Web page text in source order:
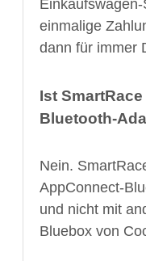
einmalige
dann für immer
Ist
Bluetooth-
Nein.
AppConnect-
und nicht mit
Bluebox von